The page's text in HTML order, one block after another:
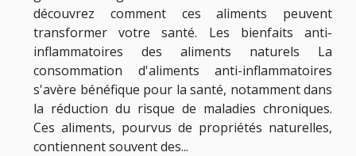
découvrez comment ces aliments peuvent
transformer votre santé. Les bienfaits anti-
inflammatoires des aliments naturels La
consommation d'aliments anti-inflammatoires
s'avère bénéfique pour la santé, notamment dans
la réduction du risque de maladies chroniques.
Ces aliments, pourvus de propriétés naturelles,
contiennent souvent des...